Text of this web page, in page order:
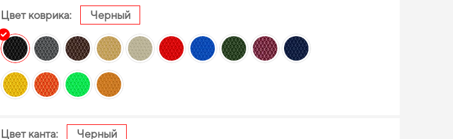
Цвет коврика: Черный
Цвет канта: Черный